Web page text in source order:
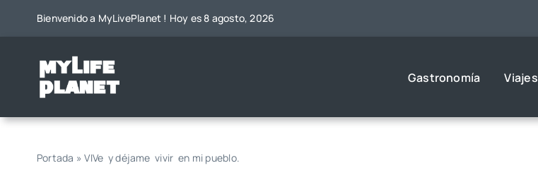
Bienvenido a MyLivePlanet ! Hoy es 8 agosto, 2026
Gastronomía Viajes
Portada »VIVe y déjame vivir en mi pueblo.